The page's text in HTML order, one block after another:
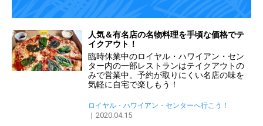
人気＆有名店の名物料理を手頃な価格でテ
イクアウト！
臨時休業中のロイヤル・ハワイアン・セン
ター内の一部レストランはテイクアウトの
みで営業中。予約が取りにくい名店の味を
気軽に自宅で楽しもう！
ロイヤル・ハワイアン・センターへ行こう！
2020.04.15